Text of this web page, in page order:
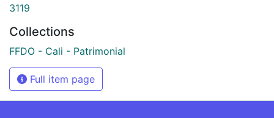
3119
Collections
FFDO - Cali - Patrimonial
Full item page